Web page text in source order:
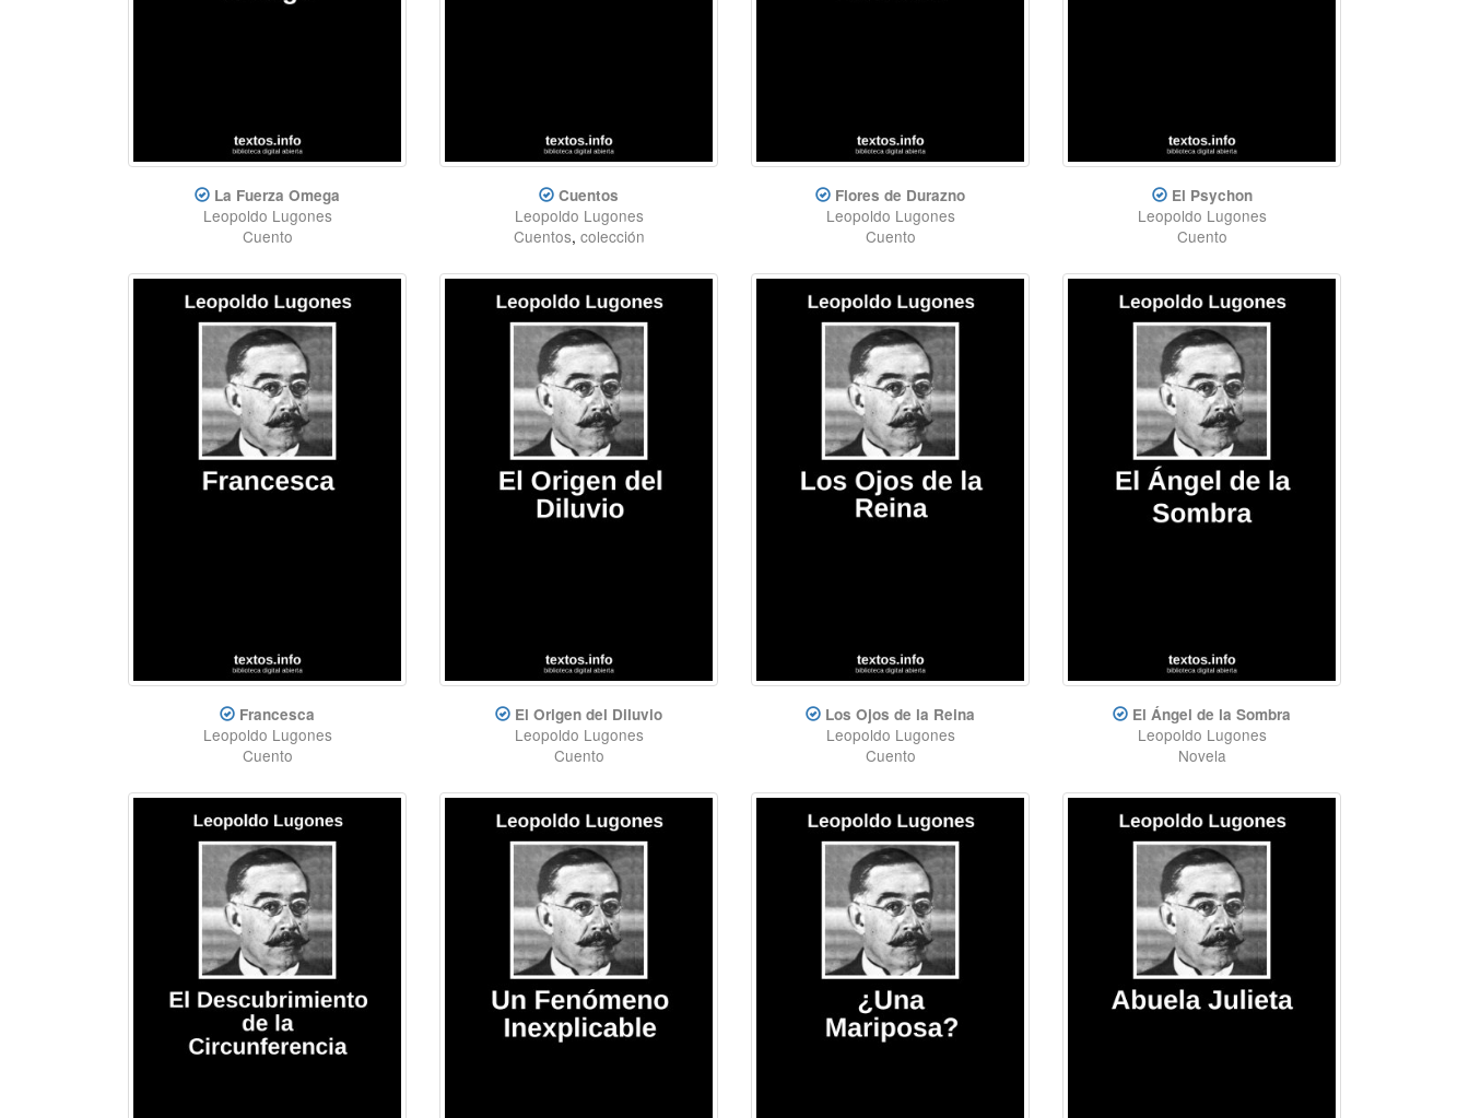
La Fuerza Omega
Leopoldo Lugones
Cuento
Cuentos
Leopoldo Lugones
Cuentos, colección
Flores de Durazno
Leopoldo Lugones
Cuento
El Psychon
Leopoldo Lugones
Cuento
Francesca
Leopoldo Lugones
Cuento
El Origen del Diluvio
Leopoldo Lugones
Cuento
Los Ojos de la Reina
Leopoldo Lugones
Cuento
El Ángel de la Sombra
Leopoldo Lugones
Novela